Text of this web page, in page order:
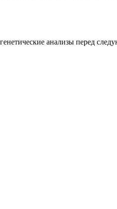
анализы перед